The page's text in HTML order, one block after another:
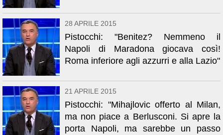
28 APRILE 2015
Pistocchi: "Benitez? Nemmeno il
Napoli di Maradona giocava così!
Roma inferiore agli azzurri e alla Lazio"
21 APRILE 2015
Pistocchi: "Mihajlovic offerto al Milan,
ma non piace a Berlusconi. Si apre la
porta Napoli, ma sarebbe un passo